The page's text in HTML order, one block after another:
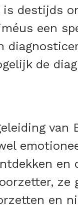
is destijds
een
de
en